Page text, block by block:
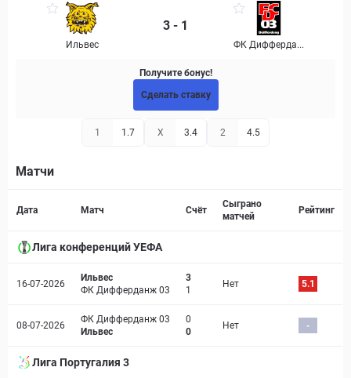
Ильвес
3 - 1
ФК Дифферда...
Получите бонус!
Сделать ставку
1 1.7 X 3.4 2 4.5
Матчи
Страница матча
Дата Матч Счёт
Сыграно
матчей
Рейтинг
Лига конференций УЕФА
16-07-2026
Ильвес
ФК Дифферданж 03
3
1
Нет 5.1
08-07-2026
ФК Дифферданж 03
Ильвес
0
0
Нет -
Лига Португалия 3